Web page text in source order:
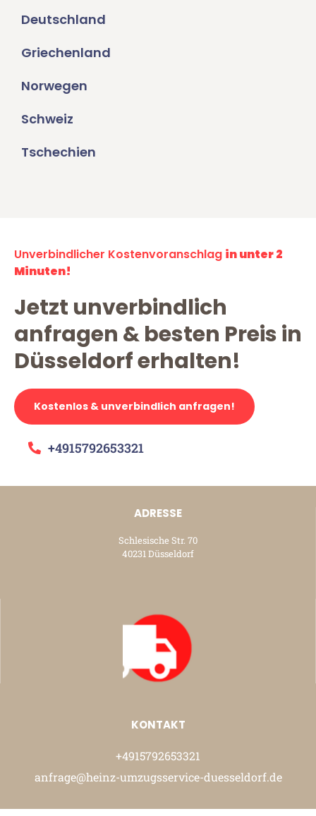
Deutschland
Griechenland
Norwegen
Schweiz
Tschechien
Unverbindlicher Kostenvoranschlag in unter 2
Minuten!
Jetzt unverbindlich
anfragen & besten Preis in
Düsseldorf erhalten!
Kostenlos & unverbindlich anfragen!
+4915792653321
ADRESSE
Schlesische Str. 70
40231 Düsseldorf
KONTAKT
+4915792653321
anfrage@heinz-umzugsservice-duesseldorf.de